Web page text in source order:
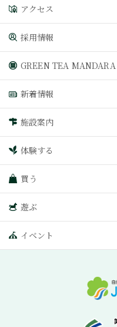
アクセス
採用情報
GREEN TEA MANDARA
新着情報
施設案内
体験する
買う
遊ぶ
イベント